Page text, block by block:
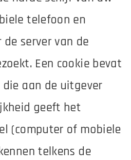
telefoon en
server van de
Een cookie bevat
die aan de uitgever
geeft het
(computer of mobiele
telkens de